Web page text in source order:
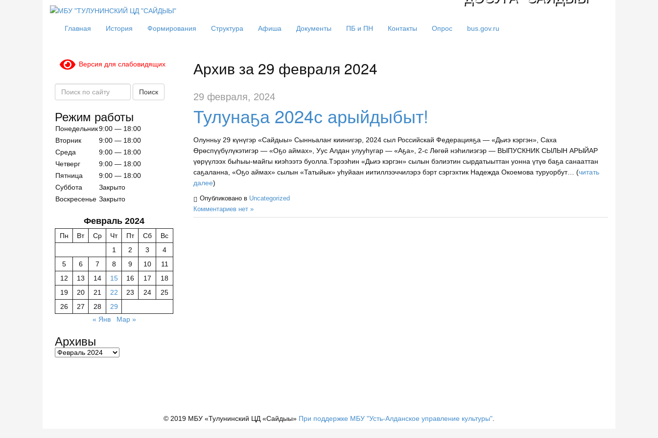
Главная История Формирования Структура Афиша Документы ПБ и ПН Контакты Опрос bus.gov.ru
Архив за 29 февраля 2024
29 февраля, 2024
Тулунаҕа 2024с арыйдыбыт!
Олунньу 29 күнүгэр «Сайдыы» Сынньалаҥ киинигэр, 2024 сыл Российскай Федерацияҕа — «Дьиэ кэргэн», Саха
Өрөспүүбүлүкэтигэр — «Оҕо аймах», Уус Алдан улууһугар — «Аҕа», 2-с Лөгөй нэһилиэгэр — ВЫПУСКНИК СЫЛЫН АРЫЙАР
үөрүүлээх быһыы-майгы киэһээтэ буолла.Тэрээһин «Дьиэ кэргэн» сылын бэлиэтин сырдатыыттан уонна үтүө баҕа санааттан
саҕаланна, «Оҕо аймах» сылын «Татыйык» уһуйаан иитиллээччилэрэ бэрт сэргэхтик Надежда Окоемова туруорбут… (читать
далее)
Опубликовано в Uncategorized
Комментариев нет »
Версия для слабовидящих
о
с
к
п
о
с
а
й
т
Поиск
Режим работы
Понедельник9:00 — 18:00
Вторник
9:00 — 18:00
Среда
9:00 — 18:00
Четверг
9:00 — 18:00
Пятница
9:00 — 18:00
Суббота
Закрыто
Воскресенье Закрыто
Февраль 2024
Пн Вт Ср Чт Пт Сб
Вс
1
2 3
4
5
6 7 8 9 10
11
12
13 14 15 16 17
18
19
20 21 22 23 24
25
26
27 28
29
« Янв
Мар »
Архивы
© 2019 МБУ «Тулунинский ЦД «Сайдыы» При поддержке МБУ "Усть-Алданское управление культуры".